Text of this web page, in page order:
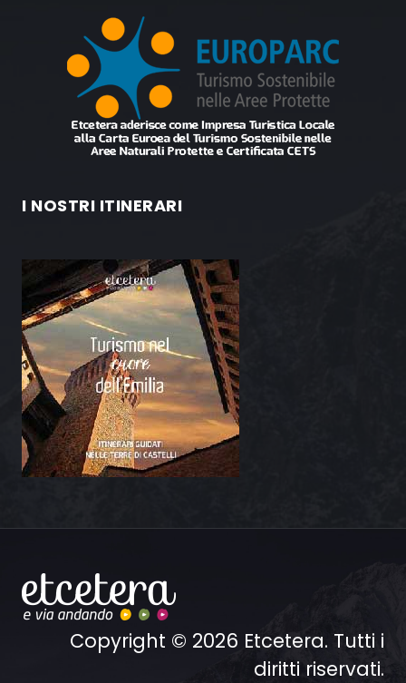
I NOSTRI ITINERARI
Copyright © 2026 Etcetera. Tutti i
diritti riservati.